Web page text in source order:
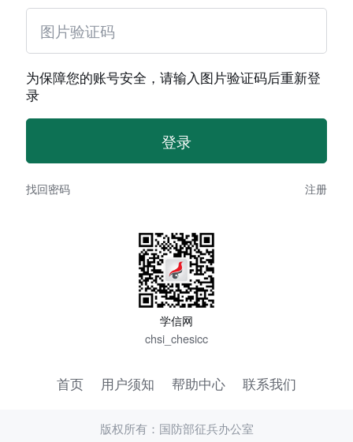
为保障您的账号安全，请输入图片验证码后重新登
录
找回密码 注册
学信网
chsi_chesicc
首页 用户须知 帮助中心 联系我们
版权所有：国防部征兵办公室